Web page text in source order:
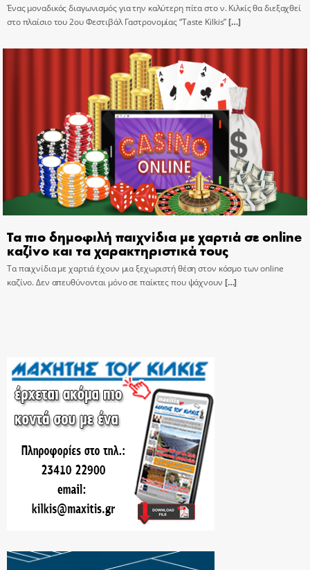
Ένας μοναδικός διαγωνισμός για την καλύτερη πίτα στο ν. Κιλκίς θα διεξαχθεί
στο πλαίσιο του 2ου Φεστιβάλ Γαστρονομίας “Taste Kilkis”[…]
Τα πιο δημοφιλή παιχνίδια με χαρτιά σε online
καζίνο και τα χαρακτηριστικά τους
Τα παιχνίδια με χαρτιά έχουν μια ξεχωριστή θέση στον κόσμο των online
καζίνο. Δεν απευθύνονται μόνο σε παίκτες που ψάχνουν […]